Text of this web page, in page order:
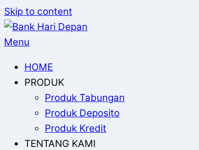
Skip to content
Menu
HOME
PRODUK
Produk Tabungan
Produk Deposito
Produk Kredit
TENTANG KAMI